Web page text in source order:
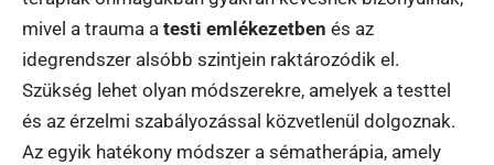
mivel a trauma a testi emlékezetben és az
idegrendszer alsóbb szintjein raktározódik el.
Szükség lehet olyan módszerekre, amelyek a testtel
és az érzelmi szabályozással közvetlenül dolgoznak.
Az egyik hatékony módszer a sématherápia, amely